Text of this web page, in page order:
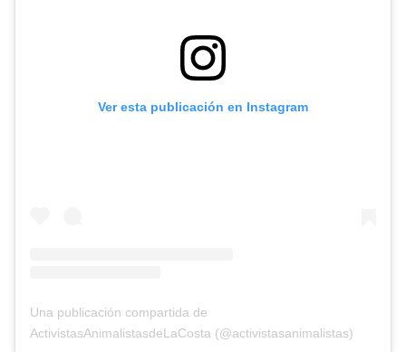
Ver esta publicación en Instagram
Una publicación compartida de
ActivistasAnimalistasdeLaCosta (@activistasanimalistas)